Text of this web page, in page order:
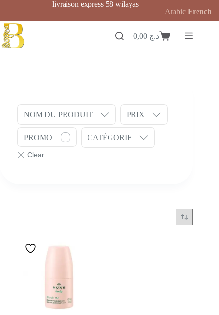
contenu
livraison express 58 wilayas
Panierد.ج
NOM DU PRODUIT PRIX
PROMO CATÉGORIE
Arabic French